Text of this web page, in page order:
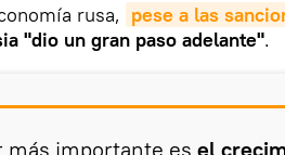
rusa, pese a las
"dio un gran paso adelante".
más importante es el